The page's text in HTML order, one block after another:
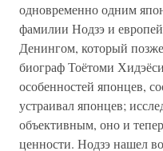
одновременно одним
фамилии Нодзэ и
Денингом, который
биограф Тоётоми
особенностей японцев,
устраивал японцев;
объективным, оно и
ценности. Нодзэ нашел